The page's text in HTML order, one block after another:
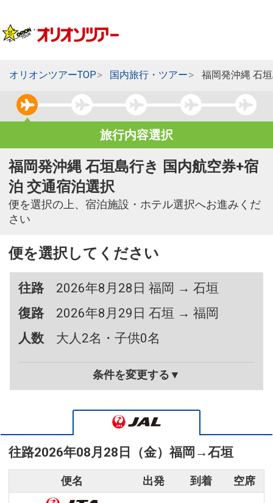
オリオンツアーTOP 国内旅行・ツアー 福岡発沖縄 石
旅行内容選択
福岡発沖縄 石垣島行き 国内航空券+宿
泊 交通宿泊選択
便を選択の上、宿泊施設・ホテル選択へお進みくだ
さい
便を選択してください
往路
2026年8月28日 福岡 → 石垣
復路
2026年8月29日 石垣 → 福岡
人数
大人2名・子供0名
条件を変更する▼
往路2026年08月28日（金）福岡 →石垣
便名 出発 到着 空席